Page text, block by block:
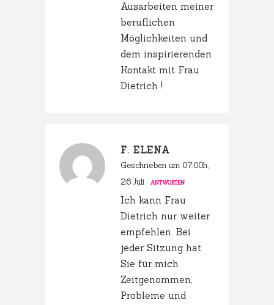
Ausarbeiten meiner
beruflichen
Möglichkeiten und
dem inspirierenden
Kontakt mit Frau
Dietrich !
F. ELENA
Geschrieben um 07:00h,
26 Juli
ANTWORTEN
Ich kann Frau
Dietrich nur weiter
empfehlen. Bei
jeder Sitzung hat
Sie für mich
Zeitgenommen,
Probleme und